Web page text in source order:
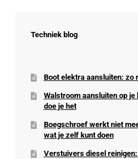
Techniek blog
Boot elektra aansluiten: zo
Walstroom aansluiten op je
doe je het
Boegschroef werkt niet
wat je zelf kunt doen
Verstuivers diesel